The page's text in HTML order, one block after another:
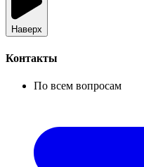
Наверх
Контакты
По всем вопросам